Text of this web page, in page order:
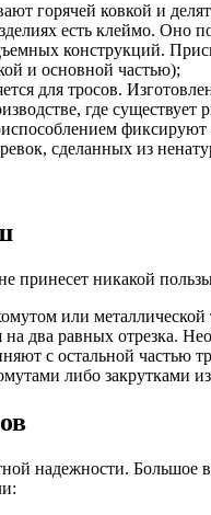
горячей ковкой и
есть клеймо. Оно
конструкций.
и основной частью);
для тросов.
где
фиксируют
сделанных из
принесет никакой
или металлической
два равных отрезка.
с остальной частью
либо закрутками
надежности. Большое